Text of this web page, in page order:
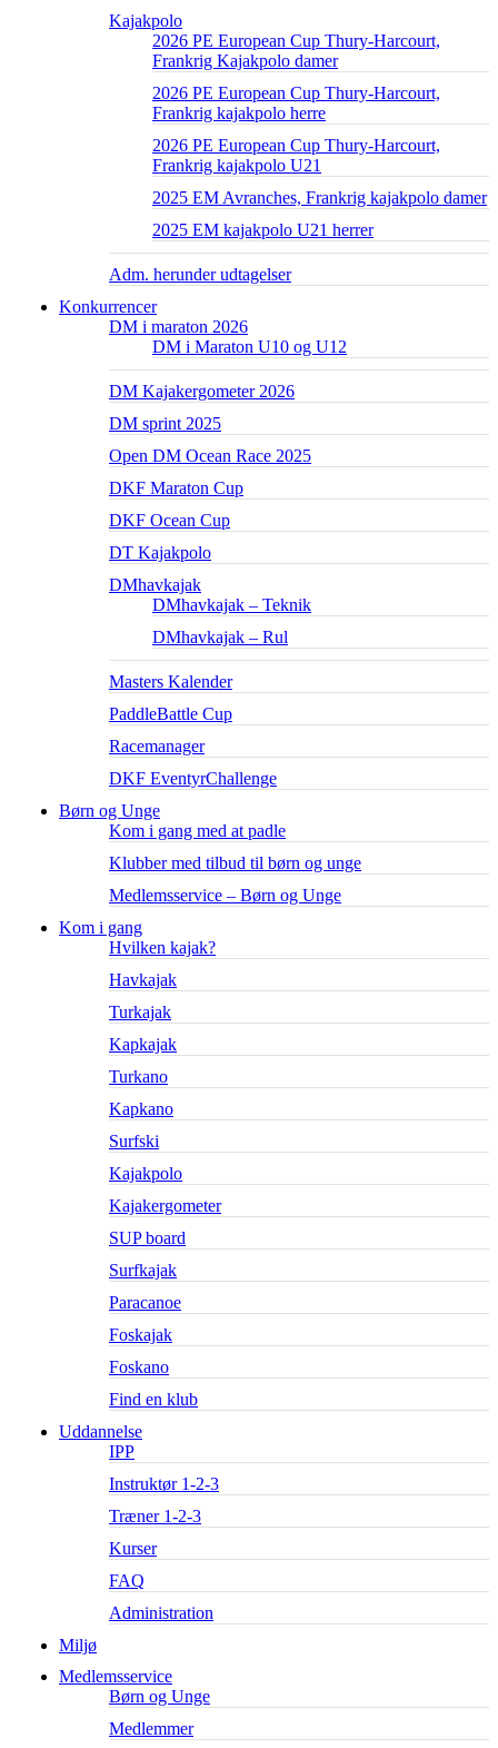
Kajakpolo
2026 PE European Cup Thury-Harcourt,
Frankrig Kajakpolo damer
2026 PE European Cup Thury-Harcourt,
Frankrig kajakpolo herre
2026 PE European Cup Thury-Harcourt,
Frankrig kajakpolo U21
2025 EM Avranches, Frankrig kajakpolo damer
2025 EM kajakpolo U21 herrer
Adm. herunder udtagelser
Konkurrencer
DM i maraton 2026
DM i Maraton U10 og U12
DM Kajakergometer 2026
DM sprint 2025
Open DM Ocean Race 2025
DKF Maraton Cup
DKF Ocean Cup
DT Kajakpolo
DMhavkajak
DMhavkajak – Teknik
DMhavkajak – Rul
Masters Kalender
PaddleBattle Cup
Racemanager
DKF EventyrChallenge
Børn og Unge
Kom i gang med at padle
Klubber med tilbud til børn og unge
Medlemsservice – Børn og Unge
Kom i gang
Hvilken kajak?
Havkajak
Turkajak
Kapkajak
Turkano
Kapkano
Surfski
Kajakpolo
Kajakergometer
SUP board
Surfkajak
Paracanoe
Foskajak
Foskano
Find en klub
Uddannelse
IPP
Instruktør 1-2-3
Træner 1-2-3
Kurser
FAQ
Administration
Miljø
Medlemsservice
Børn og Unge
Medlemmer